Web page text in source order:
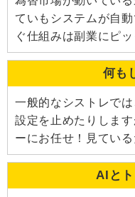
ていもシステムが自
ぐ仕組みは副業にピッ
何も
一般的なシストレで
設定を止めたりしま
ーにお任せ！見てい
AIと